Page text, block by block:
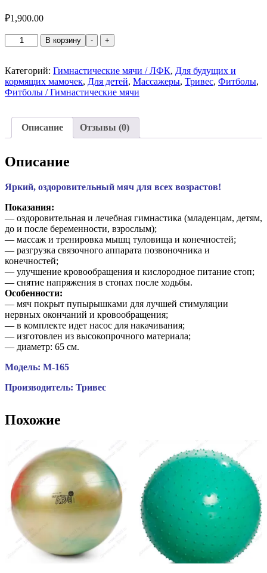
₽1,900.00
-
Количество
товара
мяч
Тривес
игольчатый,
+
В корзину
Категорий: Гимнастические мячи / ЛФК, Для будущих и
кормящих мамочек, Для детей, Массажеры, Тривес, Фитболы,
Фитболы / Гимнастические мячи
Описание Отзывы (0)
Описание
Яркий, оздоровительный мяч для всех возрастов!
Показания:
— оздоровительная и лечебная гимнастика (младенцам, детям,
до и после беременности, взрослым);
— массаж и тренировка мышц туловища и конечностей;
— разгрузка связочного аппарата позвоночника и
конечностей;
— улучшение кровообращения и кислородное питание стоп;
— снятие напряжения в стопах после ходьбы.
Особенности:
— мяч покрыт пупырышками для лучшей стимуляции
нервных окончаний и кровообращения;
— в комплекте идет насос для накачивания;
— изготовлен из высокопрочного материала;
— диаметр: 65 см.
Модель: М-165
Производитель: Тривес
Похожие